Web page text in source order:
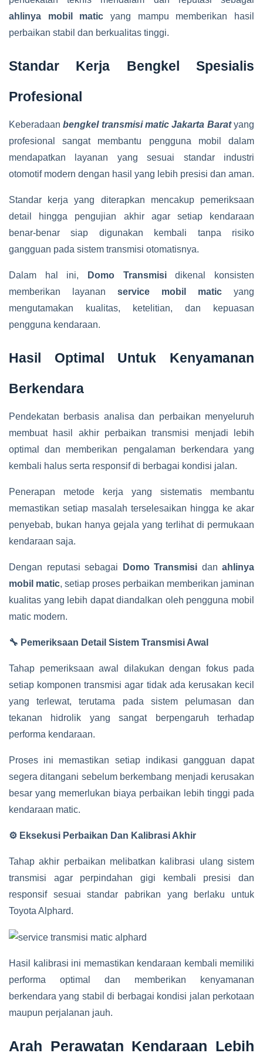
ahlinya mobil matic yang mampu memberikan hasil
perbaikan stabil dan berkualitas tinggi.
Standar Kerja Bengkel Spesialis
Profesional
Keberadaanbengkel transmisi matic Jakarta Baratyang
profesional sangat membantu pengguna mobil dalam
mendapatkan layanan yang sesuai standar industri
otomotif modern dengan hasil yang lebih presisi dan aman.
Standar kerja yang diterapkan mencakup pemeriksaan
detail hingga pengujian akhir agar setiap kendaraan
benar-benar siap digunakan kembali tanpa risiko
gangguan pada sistem transmisi otomatisnya.
Dalam hal ini, Domo Transmisidikenal konsisten
memberikan layanan service mobil matic yang
mengutamakan kualitas, ketelitian, dan kepuasan
pengguna kendaraan.
Hasil Optimal Untuk Kenyamanan
Berkendara
Pendekatan berbasis analisa dan perbaikan menyeluruh
membuat hasil akhir perbaikan transmisi menjadi lebih
optimal dan memberikan pengalaman berkendara yang
kembali halus serta responsif di berbagai kondisi jalan.
Penerapan metode kerja yang sistematis membantu
memastikan setiap masalah terselesaikan hingga ke akar
penyebab, bukan hanya gejala yang terlihat di permukaan
kendaraan saja.
Dengan reputasi sebagai Domo Transmisi dan ahlinya
mobil matic, setiap proses perbaikan memberikan jaminan
kualitas yang lebih dapat diandalkan oleh pengguna mobil
matic modern.
🔧 Pemeriksaan Detail Sistem Transmisi Awal
Tahap pemeriksaan awal dilakukan dengan fokus pada
setiap komponen transmisi agar tidak ada kerusakan kecil
yang terlewat, terutama pada sistem pelumasan dan
tekanan hidrolik yang sangat berpengaruh terhadap
performa kendaraan.
Proses ini memastikan setiap indikasi gangguan dapat
segera ditangani sebelum berkembang menjadi kerusakan
besar yang memerlukan biaya perbaikan lebih tinggi pada
kendaraan matic.
⚙️ Eksekusi Perbaikan Dan Kalibrasi Akhir
Tahap akhir perbaikan melibatkan kalibrasi ulang sistem
transmisi agar perpindahan gigi kembali presisi dan
responsif sesuai standar pabrikan yang berlaku untuk
Toyota Alphard.
Hasil kalibrasi ini memastikan kendaraan kembali memiliki
performa optimal dan memberikan kenyamanan
berkendara yang stabil di berbagai kondisi jalan perkotaan
maupun perjalanan jauh.
Arah Perawatan Kendaraan Lebih